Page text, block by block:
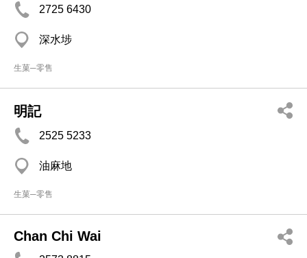
2725 6430
深水埗
生菓─零售
明記
2525 5233
油麻地
生菓─零售
Chan Chi Wai